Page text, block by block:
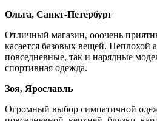
Ольга, Санкт-Петербург
Отличный магазин, ооочень
касается базовых вещей. Неплохой
повседневные, так и нарядные
спортивная одежда.
Зоя, Ярославль
Огромный выбор симпатичной